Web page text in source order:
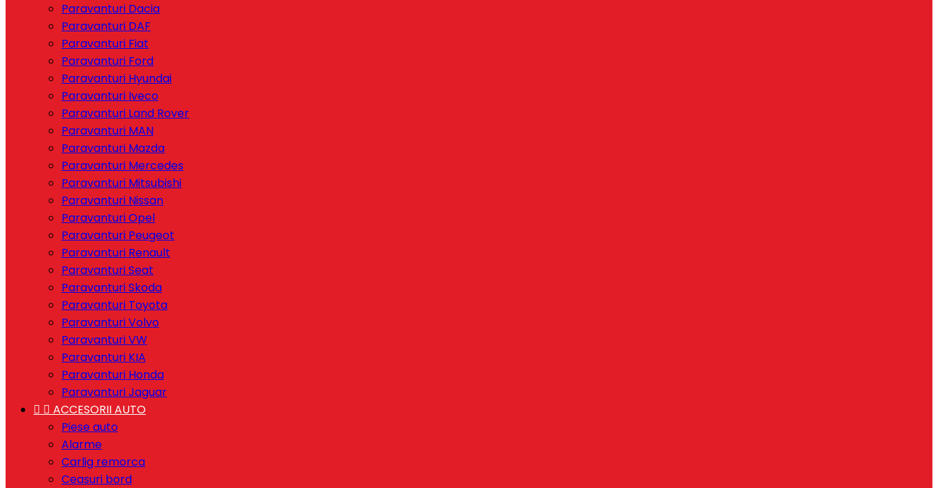
Paravanturi Dacia
Paravanturi DAF
Paravanturi Fiat
Paravanturi Ford
Paravanturi Hyundai
Paravanturi Iveco
Paravanturi Land Rover
Paravanturi MAN
Paravanturi Mazda
Paravanturi Mercedes
Paravanturi Mitsubishi
Paravanturi Nissan
Paravanturi Opel
Paravanturi Peugeot
Paravanturi Renault
Paravanturi Seat
Paravanturi Skoda
Paravanturi Toyota
Paravanturi Volvo
Paravanturi VW
Paravanturi KIA
Paravanturi Honda
Paravanturi Jaguar
  ACCESORII AUTO
Piese auto
Alarme
Carlig remorca
Ceasuri bord